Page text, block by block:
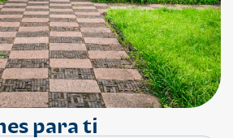
para ti